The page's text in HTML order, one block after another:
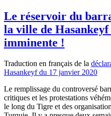
Le réservoir du
la ville de
imminente !
Traduction en français de la
Hasankeyf du 17 janvier 2020
Le remplissage du controversé
critiques et les protestations
le long du Tigre et des